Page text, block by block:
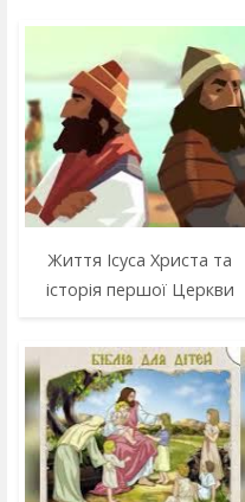
Життя Ісуса Христа та
історія першої Церкви